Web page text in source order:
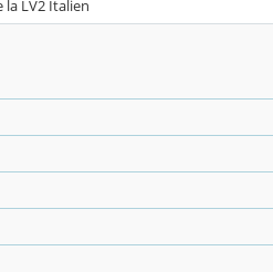
la LV2 Italien